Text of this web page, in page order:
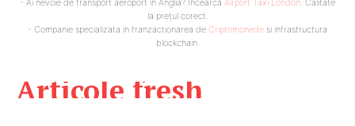
Articole fresh
- Ai nevoie de transport aeroport in Anglia? Încearcă Airport Taxi London. Calitate
la prețul corect.
- Companie specializata in tranzactionarea de Criptomonede si infrastructura
blockchain.